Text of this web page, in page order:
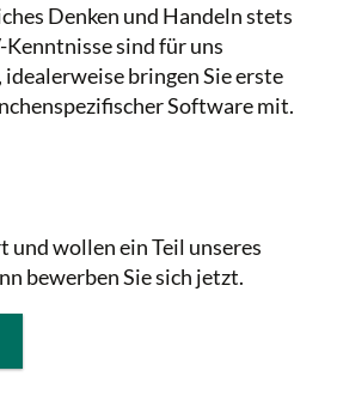
Denken und Handeln stets
sind für uns
bringen Sie erste
Software mit.
und wollen ein Teil unseres
bewerben Sie sich jetzt.